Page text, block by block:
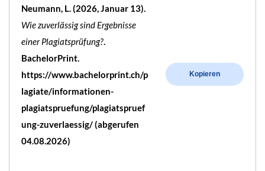
Neumann, L. (2026, Januar 13).
Wie zuverlässig sind Ergebnisse
einer Plagiatsprüfung?.
BachelorPrint.
https://www.bachelorprint.ch/p
lagiate/informationen-
plagiatspruefung/plagiatspruef
ung-zuverlaessig/ (abgerufen
04.08.2026)
Kopieren